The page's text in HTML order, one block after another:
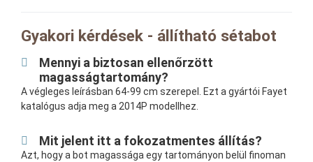
Gyakori kérdések - állítható sétabot
Mennyi a biztosan ellenőrzött
magasságtartomány?
A végleges leírásban 64-99 cm szerepel. Ezt a gyártói Fayet
katalógus adja meg a 2014P modellhez.
Mit jelent itt a fokozatmentes állítás?
Azt, hogy a bot magassága egy tartományon belül finoman